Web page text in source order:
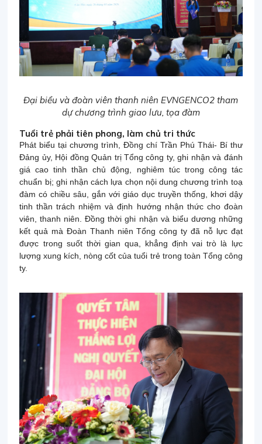
Đại biểu và đoàn viên thanh niên EVNGENCO2 tham
dự chương trình giao lưu, tọa đàm
Tuổi trẻ phải tiên phong, làm chủ tri thức
Phát biểu tại chương trình, Đồng chí Trần Phú Thái- Bí thư
Đảng ủy, Hội đồng Quản trị Tổng công ty, ghi nhận và đánh
giá cao tinh thần chủ động, nghiêm túc trong công tác
chuẩn bị; ghi nhận cách lựa chọn nội dung chương trình toạ
đàm có chiều sâu, gắn với giáo dục truyền thống, khơi dậy
tinh thần trách nhiệm và định hướng nhận thức cho đoàn
viên, thanh niên. Đồng thời ghi nhận và biểu dương những
kết quả mà Đoàn Thanh niên Tổng công ty đã nỗ lực đạt
được trong suốt thời gian qua, khẳng định vai trò là lực
lượng xung kích, nòng cốt của tuổi trẻ trong toàn Tổng công
ty.